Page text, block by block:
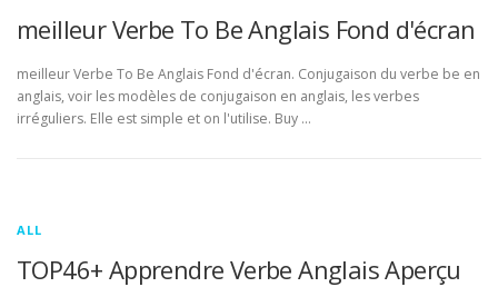
meilleur Verbe To Be Anglais Fond d'écran
meilleur Verbe To Be Anglais Fond d'écran. Conjugaison du verbe be en
anglais, voir les modèles de conjugaison en anglais, les verbes
irréguliers. Elle est simple et on l'utilise. Buy …
ALL
TOP46+ Apprendre Verbe Anglais Aperçu